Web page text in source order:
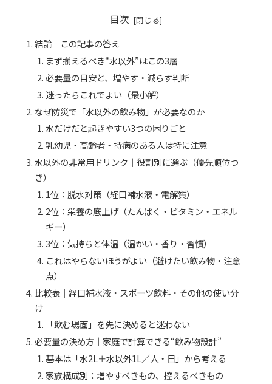
目次
結論｜この記事の答え
まず揃えるべき“水以外”はこの3層
必要量の目安と、増やす・減らす判断
迷ったらこれでよい（最小解）
なぜ防災で「水以外の飲み物」が必要なのか
水だけだと起きやすい3つの困りごと
乳幼児・高齢者・持病のある人は特に注意
水以外の非常用ドリンク｜役割別に選ぶ（優先順位つ
き）
1位：脱水対策（経口補水液・電解質）
2位：栄養の底上げ（たんぱく・ビタミン・エネル
ギー）
3位：気持ちと体温（温かい・香り・習慣）
これはやらないほうがよい（避けたい飲み物・注意
点）
比較表｜経口補水液・スポーツ飲料・その他の使い分
け
「飲む場面」を先に決めると迷わない
必要量の決め方｜家庭で計算できる“飲み物設計”
基本は「水2L＋水以外1L／人・日」から考える
家族構成別：増やすべきもの、控えるべきもの